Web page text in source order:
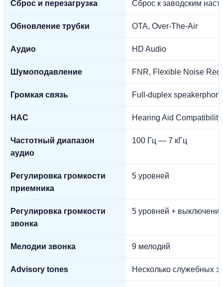
Сброс и перезагрузка Сброс к заводским
Обновление трубки OTA, Over-The-Air
Аудио HD Audio
Шумоподавление FNR, Flexible Noise
Громкая связь Full-duplex
HAC Hearing Aid
Частотный диапазон
аудио
100 Гц — 7 кГц
Регулировка громкости
приемника
5 уровней
Регулировка громкости
звонка
5 уровней +
Мелодии звонка 9 мелодий
Advisory tones Несколько служебных